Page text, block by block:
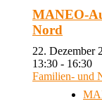
MANEO-
Nord
22. Dezember
13:30 - 16:30
Familien- und